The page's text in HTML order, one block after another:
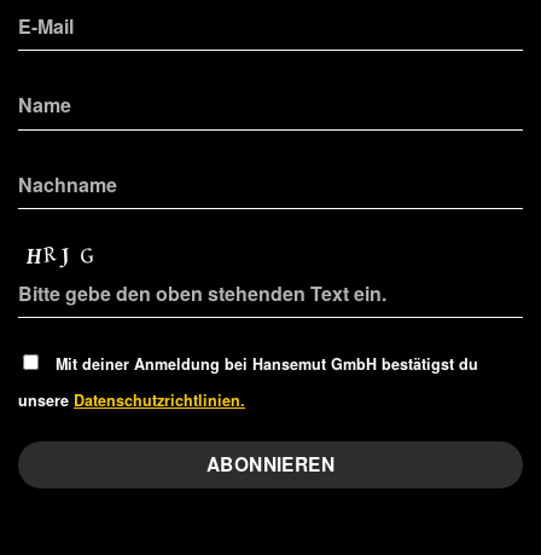
Mit deiner Anmeldung bei Hansemut GmbH bestätigst du
unsere Datenschutzrichtlinien.